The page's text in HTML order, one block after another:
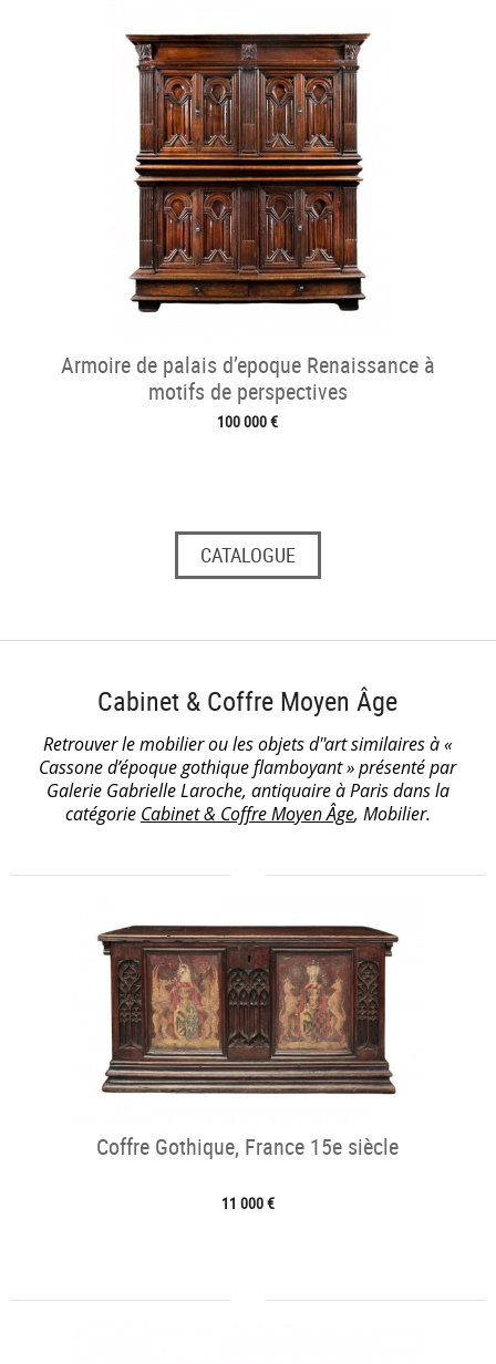
Armoire de palais d’epoque Renaissance à
motifs de perspectives
100 000 €
CATALOGUE
Cabinet & Coffre Moyen Âge
Retrouver le mobilier ou les objets d''art similaires à «
Cassone d’époque gothique flamboyant » présenté par
Galerie Gabrielle Laroche, antiquaire à Paris dans la
catégorie Cabinet & Coffre Moyen Âge, Mobilier.
Coffre Gothique, France 15e siècle
11 000 €